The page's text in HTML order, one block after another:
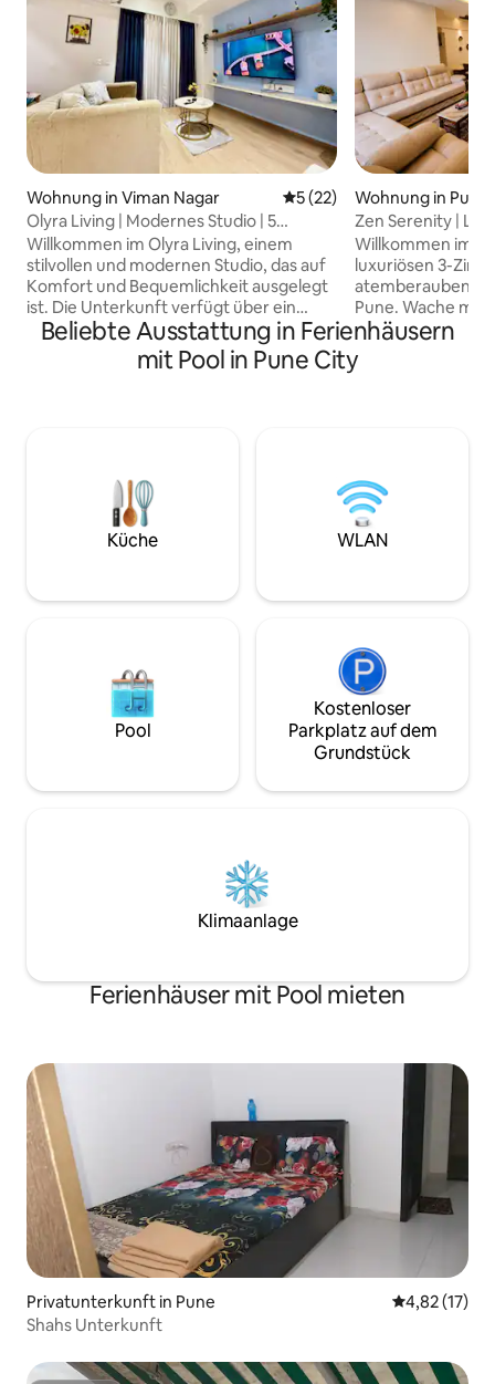
Wohnung in Viman Nagar Durchschnittliche
5 (22)
Olyra Living | Modernes Studio | 5
Gehminuten vom Flughafen entfernt
Willkommen im Olyra Living, einem
stilvollen und modernen Studio, das auf
Komfort und Bequemlichkeit ausgelegt
ist. Die Unterkunft verfügt über ein
gemütliches Bett, eine elegante
Sofalounge, einen 55-Zoll-Smart-
Android-Fernseher, schnelles WLAN
Unterkunft befindet sich in einem
Premium-Gebäude mit einer schönen
Lobby, einem Spielbereich für Kinder
und einem ruhigen Meditationsgarten
ruhigen, komfortablen Rückzugsort in
Wohnung in Pune
Zen Serenity |
3 Schlafzimmern,
Küche | Blick auf
Willkommen im
luxuriösen 3-
Pune. Wache mit
das Fairway auf,
Resort-Stil und
Esstisch für 6
ausgestatteten
ein Pool im
Perfekt für
Beliebte Ausstattung in Ferienhäusern
mit Pool in Pune City
Küche WLAN
Pool
Kostenloser
Parkplatz auf dem
Grundstück
Klimaanlage
Ferienhäuser mit Pool mieten
Privatunterkunft in Pune
4,82 (17)
Shahs Unterkunft